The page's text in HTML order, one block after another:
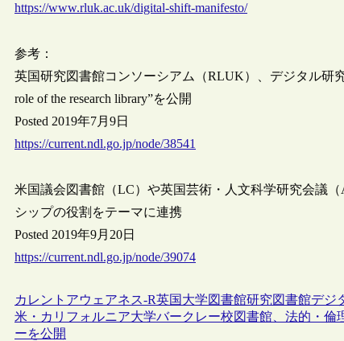
https://www.rluk.ac.uk/digital-shift-manifesto/
参考：
英国研究図書館コンソーシアム（RLUK）、デジタル研
role of the research library”を公開
Posted 2019年7月9日
https://current.ndl.go.jp/node/38541
米国議会図書館（LC）や英国芸術・人文科学研究会議
シップの役割をテーマに連携
Posted 2019年9月20日
https://current.ndl.go.jp/node/39074
カレントアウェアネス-R英国 大学図書館研究図書館デジ
米・カリフォルニア大学バークレー校図書館、法的・
ーを公開